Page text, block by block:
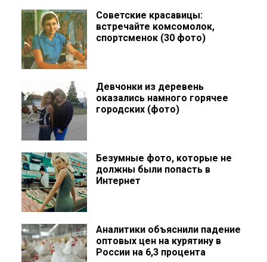
Советские красавицы:
встречайте комсомолок,
спортсменок (30 фото)
Девчонки из деревень
оказались намного горячее
городских (фото)
Безумные фото, которые не
должны были попасть в
Интернет
Аналитики объяснили падение
оптовых цен на курятину в
России на 6,3 процента